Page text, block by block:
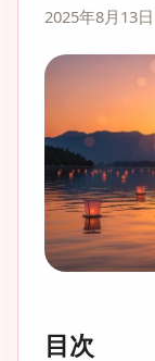
2025年8月13日
目次